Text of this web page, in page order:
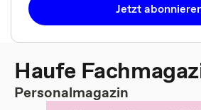
Jetzt
Haufe
Personalmagazin